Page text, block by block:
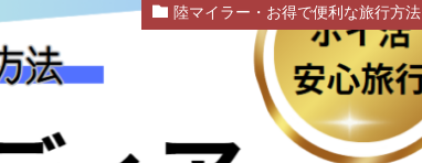
陸マイラー・お得で便利な旅行方法